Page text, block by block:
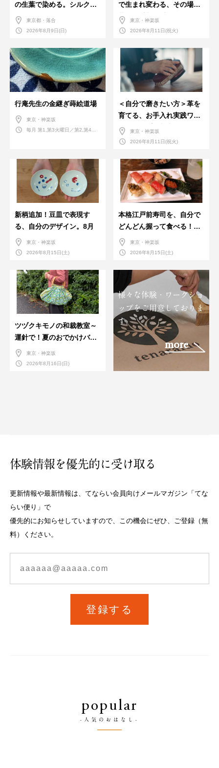
の生葉で染める。シルクの
ストール
東京都・落合
2026年8月9日(日)
で生まれ変わる、その場で
革のお手入れ受付会。
東京・神楽坂
2026年8月11日(祝火)
行庵先生の金継ぎ蒔絵道場
東京・神楽坂
毎月 第1,第3火曜日／第2,第4火
＜自分で磨きたい方＞革を
育てる、お手入れ実践ワー
クショップ。基本編！
東京・神楽坂
2026年8月11日(祝火)
新柄追加！豆皿で表現す
る、自分のデザイン。8月
東京・神楽坂
2026年8月15日(土)
本格江戸前寿司を、自分で
どんどん握って食べる！職
人さんに教わる＜握りの練
習会＞８月
東京・神楽坂
2026年8月15日(土)
ツヅクキモノの和裁教室～
運針で！夏のおでかけバン
ダナバッグづくり～
東京・神楽坂
2026年8月16日(日)
様々な体験・ワークショ
ップをご用意しておりま
す。
more
体験情報を優先的に受け取る
更新情報や最新情報は、てならい会員向けメールマガジン「てな
らい便り」で
優先的にお知らせしていますので、この機会にぜひ、ご登録（無
料）ください。
登録する
popular
-人気のおはなし-